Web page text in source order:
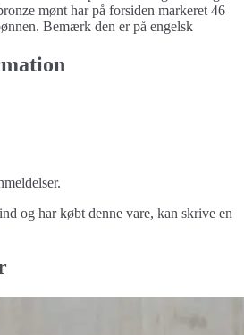
mønt har på forsiden markeret 46
Bemærk den er på engelsk
og har købt denne vare, kan skrive en